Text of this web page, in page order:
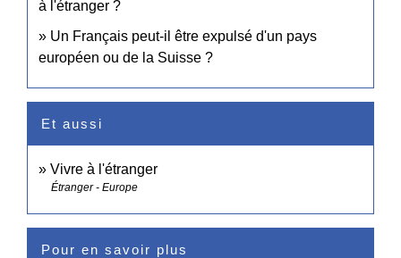
à l'étranger ?
Un Français peut-il être expulsé d'un pays
européen ou de la Suisse ?
Et aussi
Vivre à l'étranger
Étranger - Europe
Pour en savoir plus